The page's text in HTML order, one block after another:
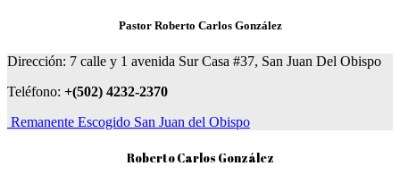
Pastor Roberto Carlos González
Dirección: 7 calle y 1 avenida Sur Casa #37, San Juan Del Obispo
Teléfono: +(502) 4232-2370
Remanente Escogido San Juan del Obispo
Roberto Carlos González